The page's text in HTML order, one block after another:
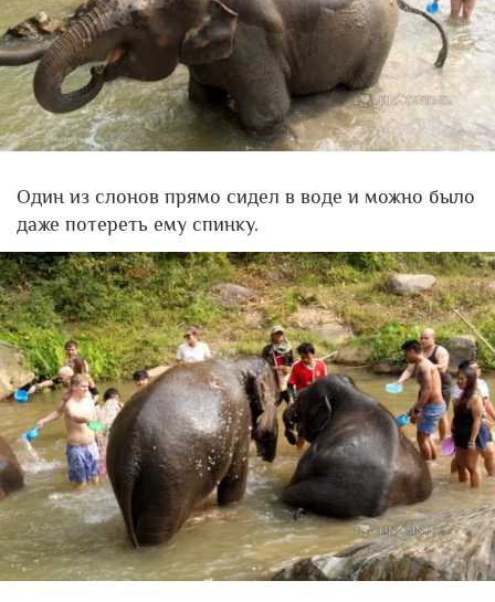
Один из слонов прямо сидел в воде и можно было
даже потереть ему спинку.